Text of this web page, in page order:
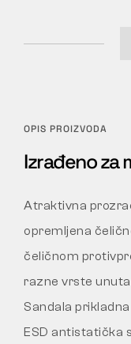
OPIS PROIZVODA
Izrađeno za
Atraktivna
opremljena
čeličnom
razne vrste
Sandala
ESD antistatička